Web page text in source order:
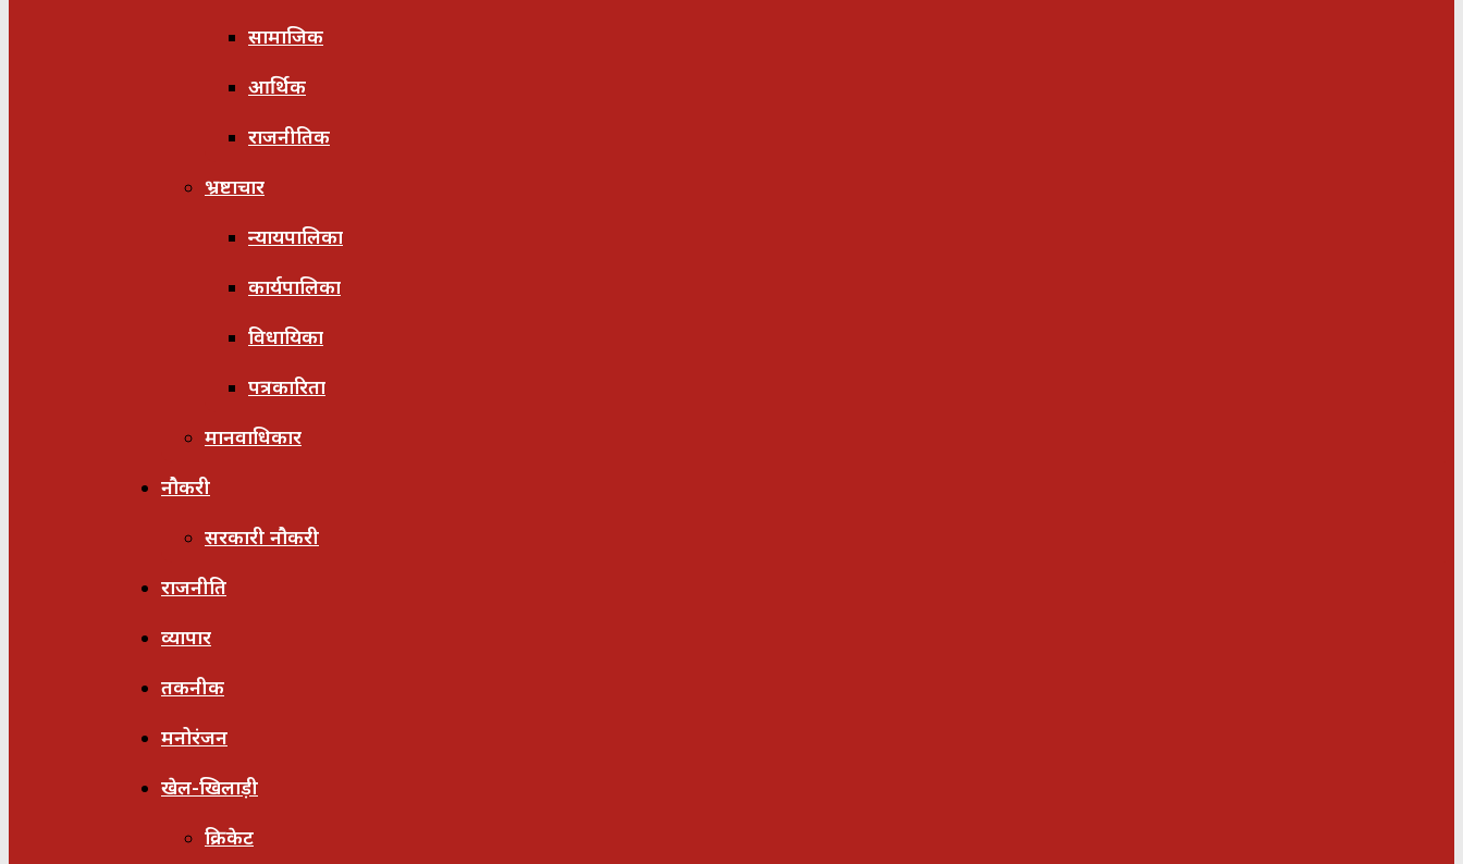
सामाजिक
आर्थिक
राजनीतिक
भ्रष्टाचार
न्यायपालिका
कार्यपालिका
विधायिका
पत्रकारिता
मानवाधिकार
नौकरी
सरकारी नौकरी
राजनीति
व्यापार
तकनीक
मनोरंजन
खेल-खिलाड़ी
क्रिकेट